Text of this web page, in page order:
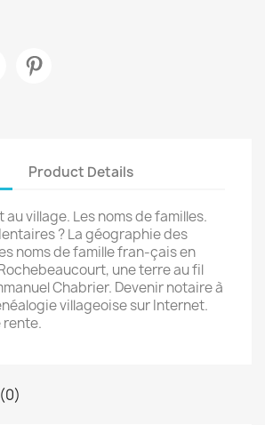
Product Details
au village. Les noms de familles.
? La géographie des
noms de famille fran-çais en
une terre au fil
Chabrier. Devenir notaire à
villageoise sur Internet.
rente.